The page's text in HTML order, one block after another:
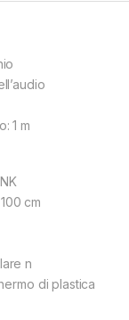
1 m
cm
n
di plastica